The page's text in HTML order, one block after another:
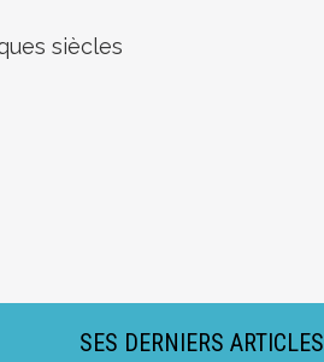
siècles
SES DERNIERS ARTICLES